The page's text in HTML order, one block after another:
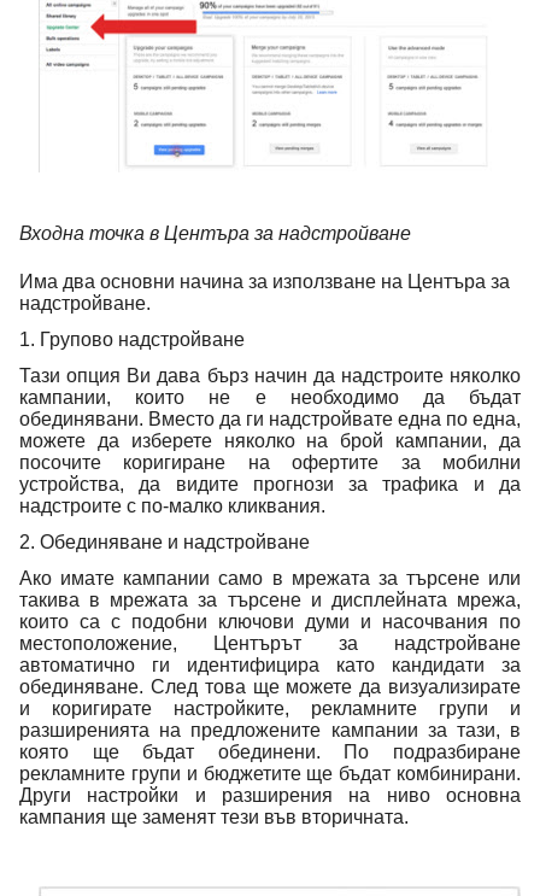
Входна точка в Центъра за надстройване
Има два основни начина за използване на Центъра за
надстройване.
1. Групово надстройване
Тази опция Ви дава бърз начин да надстроите няколко
кампании, които не е необходимо да бъдат
обединявани. Вместо да ги надстройвате една по една,
можете да изберете няколко на брой кампании, да
посочите коригиране на офертите за мобилни
устройства, да видите прогнози за трафика и да
надстроите с по-малко кликвания.
2. Обединяване и надстройване
Ако имате кампании само в мрежата за търсене или
такива в мрежата за търсене и дисплейната мрежа,
които са с подобни ключови думи и насочвания по
местоположение, Центърът за надстройване
автоматично ги идентифицира като кандидати за
обединяване. След това ще можете да визуализирате
и коригирате настройките, рекламните групи и
разширенията на предложените кампании за тази, в
която ще бъдат обединени. По подразбиране
рекламните групи и бюджетите ще бъдат комбинирани.
Други настройки и разширения на ниво основна
кампания ще заменят тези във вторичната.